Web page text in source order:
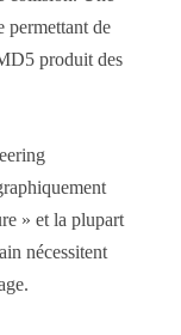
permettant de
produit des
» et la plupart
nécessitent